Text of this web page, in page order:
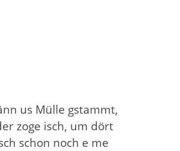
us Mülle gstammt,
zoge isch, um dört
schon noch e me